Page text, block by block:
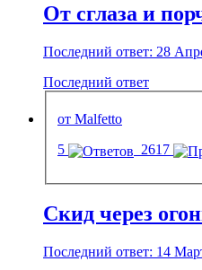
От сглаза и
Последний ответ: 28
Последний ответ
от Malfetto
5
2617
Скид через
Последний ответ: 14